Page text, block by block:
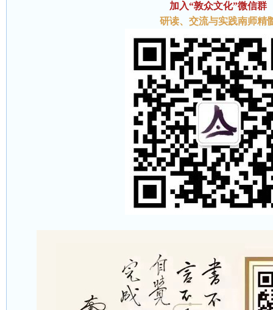
加入“敦众文化”微信群
研读、交流与实践南师精